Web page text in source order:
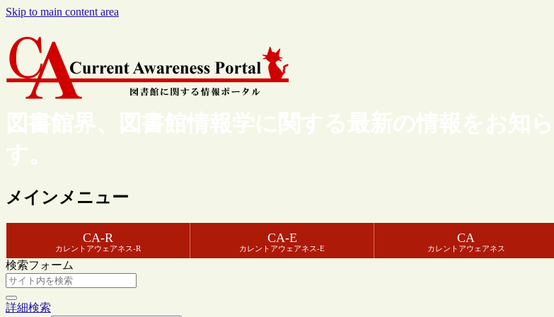
Skip to main content area
図書館界、図書館情報学に関する最新の情報をお知
す。
メインメニュー
CA-R
カレントアウェアネス-R
CA-E
カレントアウェアネス-E
CA
カレントアウェアネス
検索フォーム
詳細検索